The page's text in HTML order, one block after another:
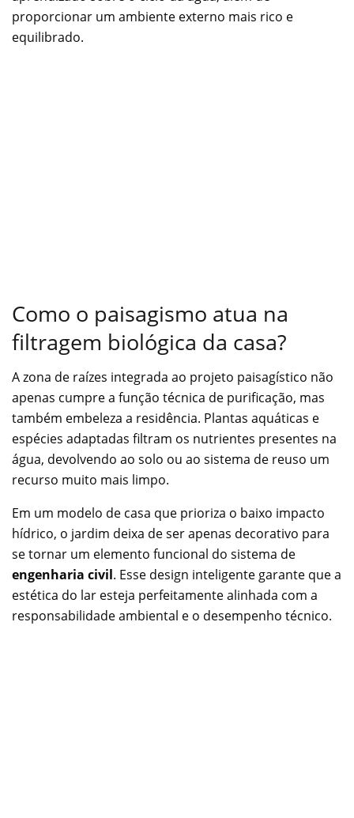
proporcionar um ambiente externo mais rico e
equilibrado.
Como o paisagismo atua na
filtragem biológica da casa?
A zona de raízes integrada ao projeto paisagístico não
apenas cumpre a função técnica de purificação, mas
também embeleza a residência. Plantas aquáticas e
espécies adaptadas filtram os nutrientes presentes na
água, devolvendo ao solo ou ao sistema de reuso um
recurso muito mais limpo.
Em um modelo de casa que prioriza o baixo impacto
hídrico, o jardim deixa de ser apenas decorativo para
se tornar um elemento funcional do sistema de
engenharia civil. Esse design inteligente garante que a
estética do lar esteja perfeitamente alinhada com a
responsabilidade ambiental e o desempenho técnico.